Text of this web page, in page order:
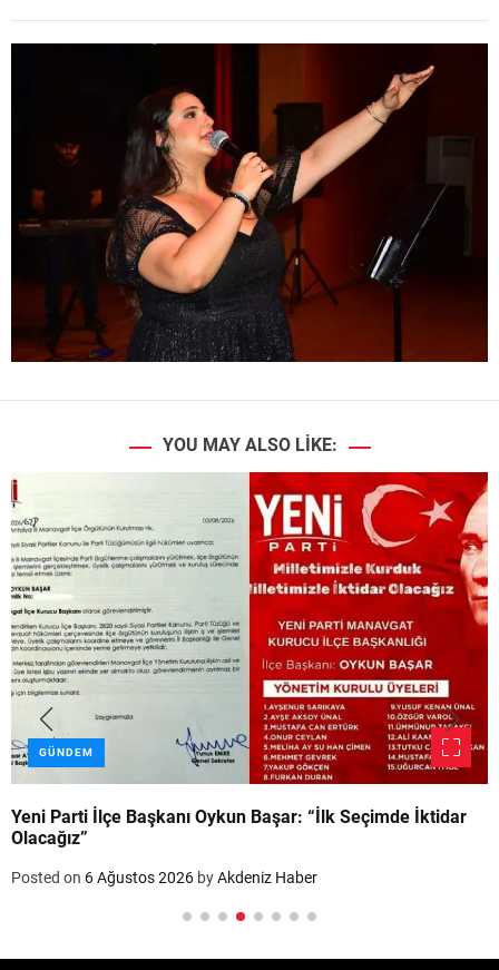
YOU MAY ALSO LIKE:
GÜNDEM
Yeni Parti İlçe Başkanı Oykun Başar: “İlk Seçimde İktidar
Olacağız”
Posted on 6 Ağustos 2026 byAkdeniz Haber